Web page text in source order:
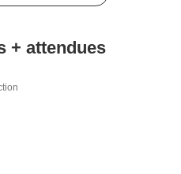
+ attendues